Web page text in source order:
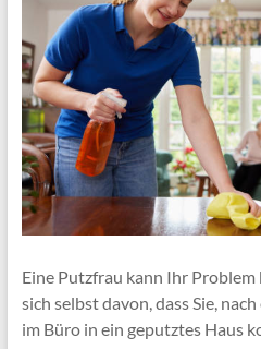
Eine Putzfrau kann Ihr Problem
sich selbst davon, dass Sie,
im Büro in ein geputztes Haus